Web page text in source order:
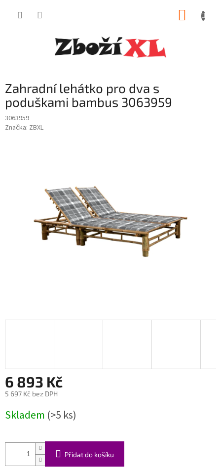
Zahradní lehátko pro dva s
poduškami bambus 3063959
3063959
Značka: ZBXL
6 893 Kč
5 697 Kč bez DPH
cena:
Skladem (>5 ks)
Přidat do košíku